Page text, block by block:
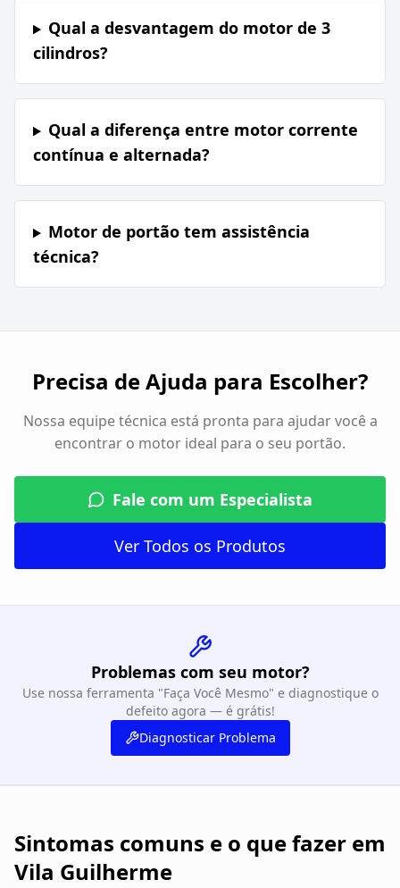
Qual a desvantagem do motor de 3
cilindros?
Qual a diferença entre motor corrente
contínua e alternada?
Motor de portão tem assistência
técnica?
Precisa de Ajuda para Escolher?
Nossa equipe técnica está pronta para ajudar você a
encontrar o motor ideal para o seu portão.
Fale com um Especialista
Ver Todos os Produtos
Problemas com seu motor?
Use nossa ferramenta "Faça Você Mesmo" e diagnostique o
defeito agora — é grátis!
Diagnosticar Problema
Sintomas comuns e o que fazer em
Vila Guilherme